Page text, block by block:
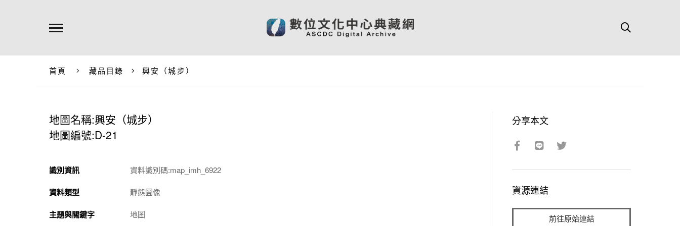
首頁 藏品目錄 興安（城步）
地圖名稱:興安（城步）
地圖編號:D-21
識別資訊 資料識別碼:map_imh_6922
資料類型 靜態圖像
主題與關鍵字 地圖
分享本文
資源連結
前往原始連結